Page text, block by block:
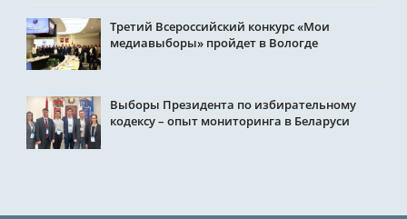
Третий Всероссийский конкурс «Мои
медиавыборы» пройдет в Вологде
Выборы Президента по избирательному
кодексу – опыт мониторинга в Беларуси